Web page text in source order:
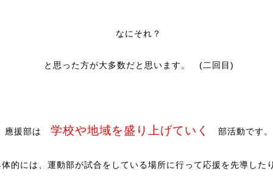
なにそれ？
と思った方が大多数だと思います。 (二回目)
應援部は 学校や地域を盛り上げていく 部活動です。
的には、運動部が試合をしている場所に行って応援を先導したり